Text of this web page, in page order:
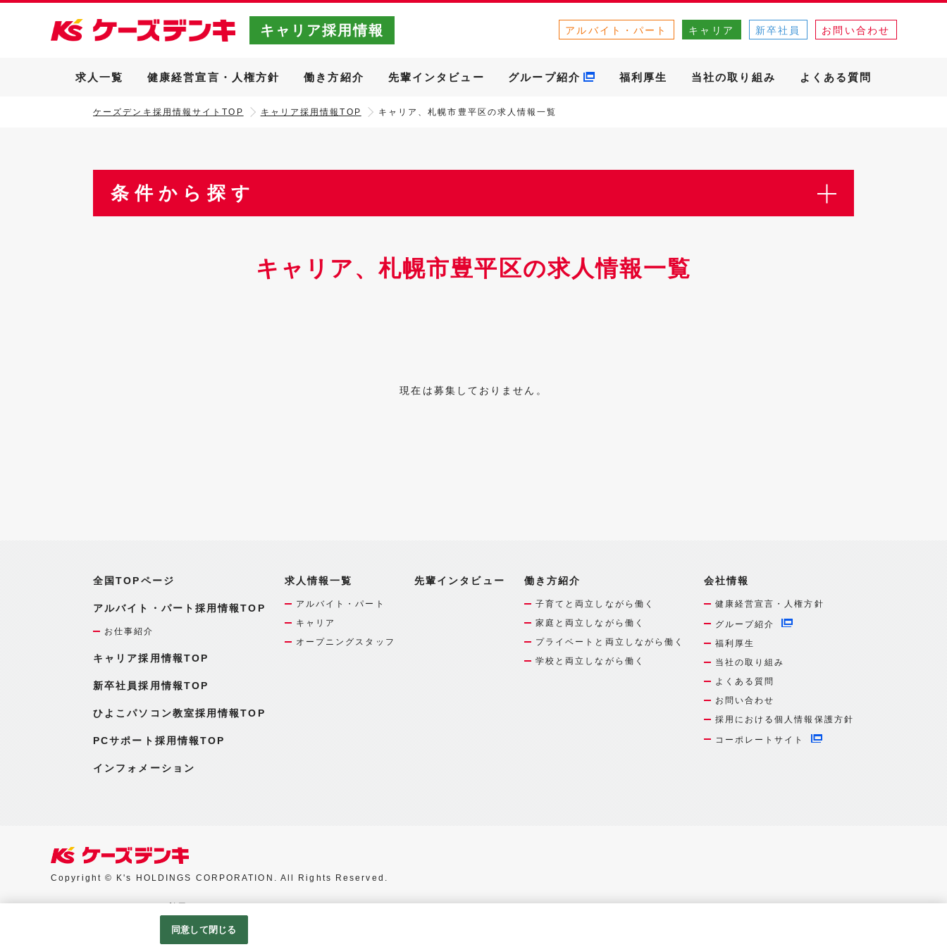
キャリア採用情報 アルバイト・パート キャリア 新卒社員 お問い合わせ
求人一覧 健康経営宣言・人権方針 働き方紹介 先輩インタビュー グループ紹介 福利厚生 当社の取り組み よくある質問
ケーズデンキ採用情報サイトTOP キャリア採用情報TOP キャリア、札幌市豊平区の求人情報一覧
条件から探す
キャリア、札幌市豊平区の求人情報一覧
現在は募集しておりません。
全国TOPページ
アルバイト・パート採用情報TOP
お仕事紹介
キャリア採用情報TOP
新卒社員採用情報TOP
ひよこパソコン教室採用情報TOP
PCサポート採用情報TOP
インフォメーション
求人情報一覧
アルバイト・パート
キャリア
オープニングスタッフ
先輩インタビュー 働き方紹介
子育てと両立しながら働く
家庭と両立しながら働く
プライベートと両立しながら働く
学校と両立しながら働く
会社情報
健康経営宣言・人権方針
グループ紹介
福利厚生
当社の取り組み
よくある質問
お問い合わせ
採用における個人情報保護方針
コーポレートサイト
Copyright © K's HOLDINGS CORPORATION. All Rights Reserved.
Googleアナリティクスの利用について
同意して閉じる